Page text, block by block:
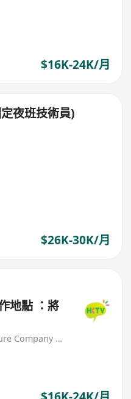
$16K-24K/月
夜班技術員)
$26K-30K/月
Hong Kong Technology Venture Company Limited(HKTV)